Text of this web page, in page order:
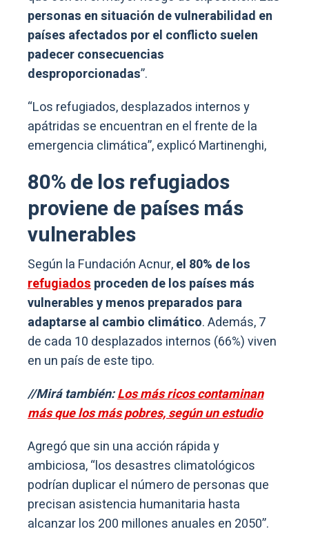
personas en situación de vulnerabilidad en
países afectados por el conflicto suelen
padecer consecuencias
desproporcionadas”.
“Los refugiados, desplazados internos y
apátridas se encuentran en el frente de la
emergencia climática”, explicó Martinenghi,
80% de los refugiados
proviene de países más
vulnerables
Según la Fundación Acnur,el 80% de los
refugiadosproceden de los países más
vulnerables y menos preparados para
adaptarse al cambio climático. Además, 7
de cada 10 desplazados internos (66%) viven
en un país de este tipo.
//Mirá también:Los más ricos contaminan
más que los más pobres, según un estudio
Agregó que sin una acción rápida y
ambiciosa, “los desastres climatológicos
podrían duplicar el número de personas que
precisan asistencia humanitaria hasta
alcanzar los 200 millones anuales en 2050”.